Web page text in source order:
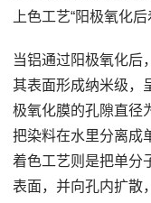
上色工艺“阳极氧化后
当铝通过阳极氧化后
其表面形成纳米级，
极氧化膜的孔隙直径
把染料在水里分离成
着色工艺则是把单分
表面，并向孔内扩散